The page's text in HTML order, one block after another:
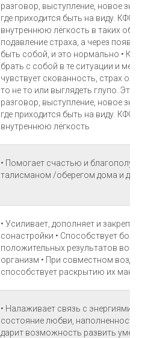
разговор, выступление, новое
где приходится быть на виду. КФС
внутреннюю лёгкость в таких
подавление страха, а через
быть собой, и это нормально •
брать с собой в те ситуации и
чувствует скованность, страх
то не то или выглядеть глупо.
разговор, выступление, новое
где приходится быть на виду. КФС
внутреннюю лёгкость
• Помогает счастью и
талисманом /оберегом дома и
• Усиливает, дополняет и
сонастройки • Способствует
положительных результатов
организм • При совместном
способствует раскрытию их
• Налаживает связь с энергиями
состояние любви,
дарит возможность развить